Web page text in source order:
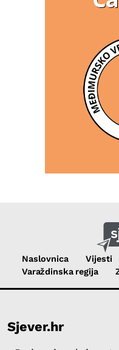
Naslovnica Vijesti
Varaždinska regija
Sjever.hr